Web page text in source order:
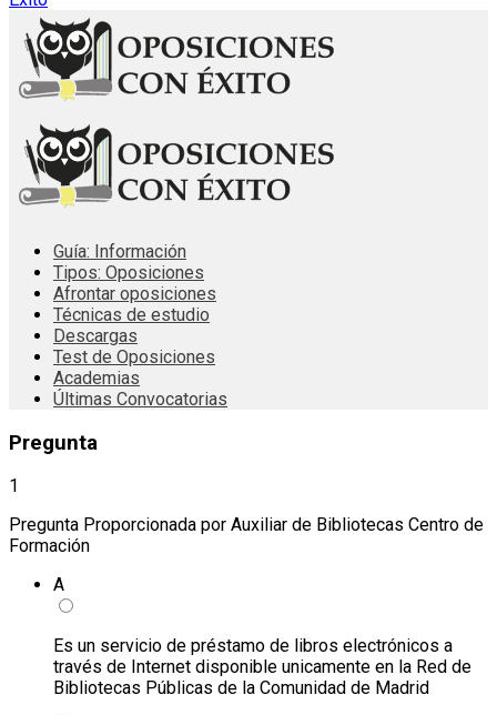
Guía: Información
Tipos: Oposiciones
Afrontar oposiciones
Técnicas de estudio
Descargas
Test de Oposiciones
Academias
Últimas Convocatorias
Pregunta
1
Pregunta Proporcionada por Auxiliar de Bibliotecas Centro de
Formación
A
Es un servicio de préstamo de libros electrónicos a
través de Internet disponible unicamente en la Red de
Bibliotecas Públicas de la Comunidad de Madrid